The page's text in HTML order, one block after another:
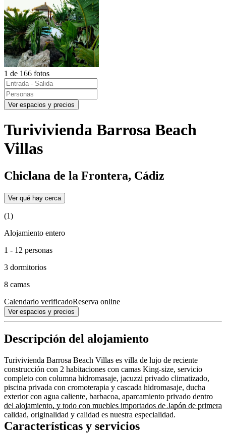
1 de 166 fotos
Ver espacios y precios
Turivivienda Barrosa Beach
Villas
Chiclana de la Frontera, Cádiz
Ver qué hay cerca
(1)
Alojamiento entero
1 - 12 personas
3 dormitorios
8 camas
Calendario verificadoReserva online
Ver espacios y precios
Descripción del alojamiento
Turivivienda Barrosa Beach Villas es villa de lujo de reciente
construcción con 2 habitaciones con camas King-size, servicio
completo con columna hidromasaje, jacuzzi privado climatizado,
piscina privada con cromoterapia y cascada hidromasaje, ducha
exterior con agua caliente, barbacoa, aparcamiento privado dentro
del alojamiento, y todo con muebles importados de Japón de primera
calidad, originalidad y calidad es nuestra especialidad.
Características y servicios